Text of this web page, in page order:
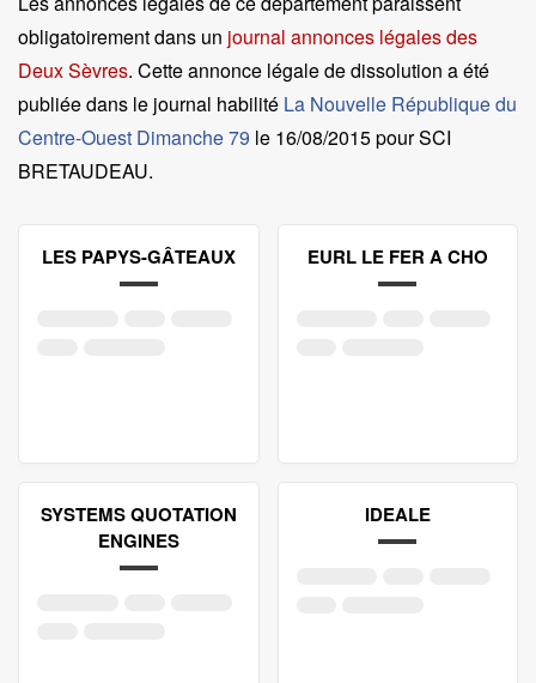
obligatoirement dans un journal annonces légales des
Deux Sèvres. Cette annonce légale de dissolution a été
publiée dans le journal habilité La Nouvelle République du
Centre-Ouest Dimanche 79 le 16/08/2015 pour SCI
BRETAUDEAU.
LES PAPYS-GÂTEAUX EURL LE FER A CHO
SYSTEMS QUOTATION
ENGINES
IDEALE